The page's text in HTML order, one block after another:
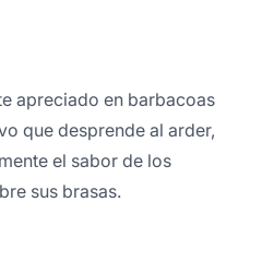
apreciado en barbacoas
que desprende al arder,
el sabor de los
sus brasas.